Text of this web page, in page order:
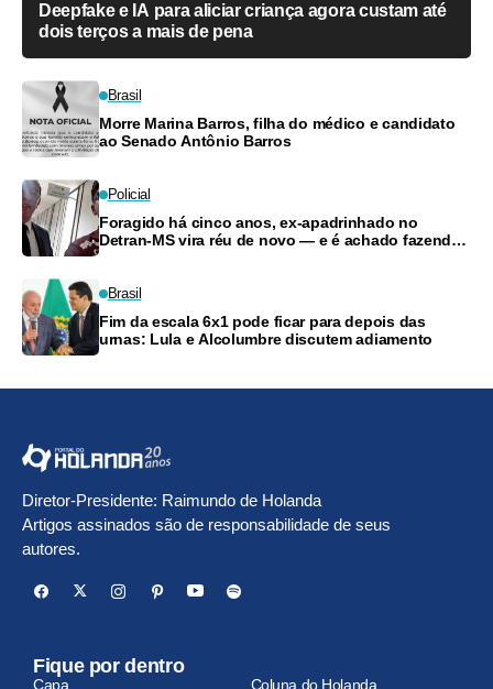
Deepfake e IA para aliciar criança agora custam até
dois terços a mais de pena
Brasil
Morre Marina Barros, filha do médico e candidato
ao Senado Antônio Barros
Policial
Foragido há cinco anos, ex-apadrinhado no
Detran-MS vira réu de novo — e é achado fazendo
Brasil
Fim da escala 6x1 pode ficar para depois das
urnas: Lula e Alcolumbre discutem adiamento
Diretor-Presidente: Raimundo de Holanda
Artigos assinados são de responsabilidade de seus
autores.
Fique por dentro
Capa Coluna do Holanda